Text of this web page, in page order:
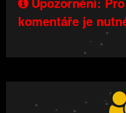
komentáře je